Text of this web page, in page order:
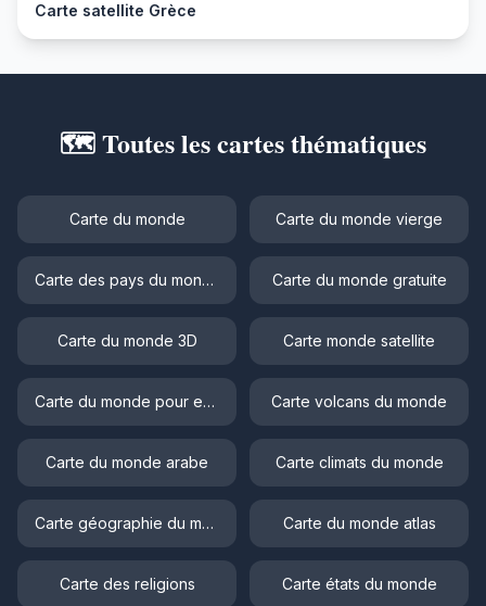
Carte satellite Grèce
🗺️ Toutes les cartes thématiques
Carte du monde Carte du monde vierge
Carte des pays du monde Carte du monde gratuite
Carte du monde 3D Carte monde satellite
Carte du monde pour enfant Carte volcans du monde
Carte du monde arabe Carte climats du monde
Carte géographie du monde Carte du monde atlas
Carte des religions Carte états du monde